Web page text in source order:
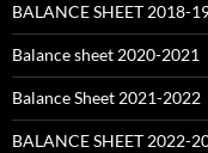
BALANCE SHEET 2018-
Balance sheet 2020-2021
Balance Sheet 2021-2022
BALANCE SHEET 2022-